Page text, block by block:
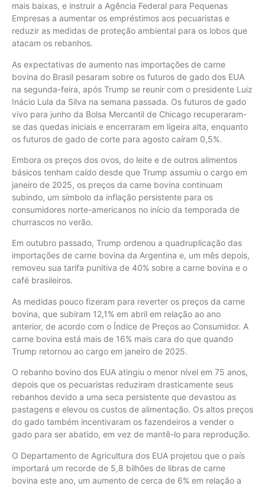
mais baixas, e instruir a Agência Federal para Pequenas
Empresas a aumentar os empréstimos aos pecuaristas e
reduzir as medidas de proteção ambiental para os lobos que
atacam os rebanhos.
As expectativas de aumento nas importações de carne
bovina do Brasil pesaram sobre os futuros de gado dos EUA
na segunda-feira, após Trump se reunir com o presidente Luiz
Inácio Lula da Silva na semana passada. Os futuros de gado
vivo para junho da Bolsa Mercantil de Chicago recuperaram-
se das quedas iniciais e encerraram em ligeira alta, enquanto
os futuros de gado de corte para agosto caíram 0,5%.
Embora os preços dos ovos, do leite e de outros alimentos
básicos tenham caído desde que Trump assumiu o cargo em
janeiro de 2025, os preços da carne bovina continuam
subindo, um símbolo da inflação persistente para os
consumidores norte-americanos no início da temporada de
churrascos no verão.
Em outubro passado, Trump ordenou a quadruplicação das
importações de carne bovina da Argentina e, um mês depois,
removeu sua tarifa punitiva de 40% sobre a carne bovina e o
café brasileiros.
As medidas pouco fizeram para reverter os preços da carne
bovina, que subiram 12,1% em abril em relação ao ano
anterior, de acordo com o Índice de Preços ao Consumidor. A
carne bovina está mais de 16% mais cara do que quando
Trump retornou ao cargo em janeiro de 2025.
O rebanho bovino dos EUA atingiu o menor nível em 75 anos,
depois que os pecuaristas reduziram drasticamente seus
rebanhos devido a uma seca persistente que devastou as
pastagens e elevou os custos de alimentação. Os altos preços
do gado também incentivaram os fazendeiros a vender o
gado para ser abatido, em vez de mantê-lo para reprodução.
O Departamento de Agricultura dos EUA projetou que o país
importará um recorde de 5,8 bilhões de libras de carne
bovina este ano, um aumento de cerca de 6% em relação a